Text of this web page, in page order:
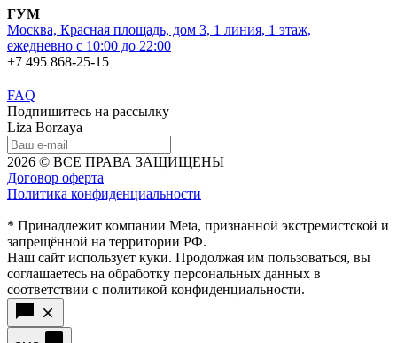
ГУМ
Москва, Красная площадь, дом 3, 1 линия, 1 этаж,
ежедневно с 10:00 до 22:00
+7 495 868-25-15
FAQ
Подпишитесь на рассылку
Liza Borzaya
2026 © ВСЕ ПРАВА ЗАЩИЩЕНЫ
Договор оферта
Политика конфиденциальности
* Принадлежит компании Meta, признанной экстремистской и
запрещённой на территории РФ.
Наш сайт использует куки. Продолжая им пользоваться, вы
соглашаетесь на обработку персональных данных в
соответствии с политикой конфиденциальности.